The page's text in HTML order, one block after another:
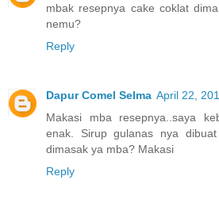
mbak resepnya cake coklat
nemu?
Reply
Dapur Comel Selma April 22,
Makasi mba resepnya..saya
enak. Sirup gulanas nya
dimasak ya mba? Makasi
Reply